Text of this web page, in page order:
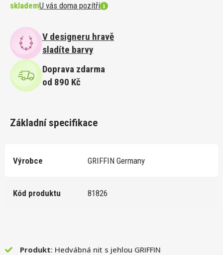
sklademU vás doma pozítří
V designeru hravě
sladíte barvy
Doprava zdarma
od 890 Kč
Produkt: Hedvábná nit s jehlou GRIFFIN
Základní specifikace
Výrobce GRIFFIN Germany
Kód produktu 81826